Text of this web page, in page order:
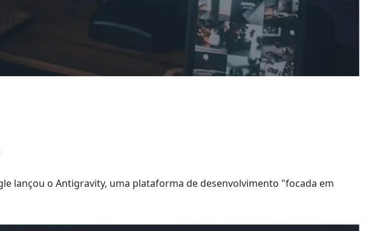
lançou o Antigravity, uma plataforma de desenvolvimento "focada em